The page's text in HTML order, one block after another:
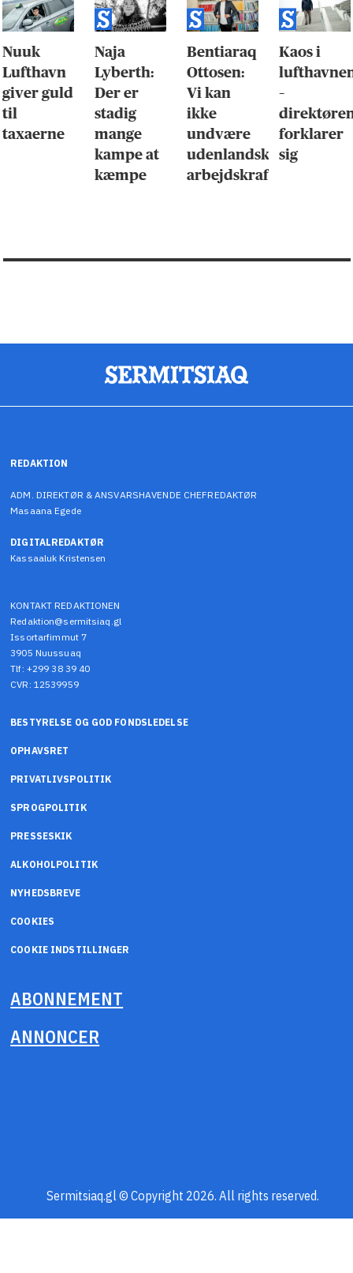
Nuuk
Lufthavn
giver guld
til
taxaerne
Naja
Lyberth:
Der er
stadig
mange
kampe at
kæmpe
Bentiaraq
Ottosen:
Vi kan
ikke
undvære
udenlandsk
arbejdskraft
Kaos i
–
forklarer
sig
REDAKTION
ADM. DIREKTØR & ANSVARSHAVENDE CHEFREDAKTØR
Masaana Egede
DIGITALREDAKTØR
Kassaaluk Kristensen
KONTAKT REDAKTIONEN
Redaktion@sermitsiaq.gl
Issortarfimmut 7
3905 Nuussuaq
Tlf: +299 38 39 40
CVR: 12539959
BESTYRELSE OG GOD FONDSLEDELSE
OPHAVSRET
PRIVATLIVSPOLITIK
SPROGPOLITIK
PRESSESKIK
ALKOHOLPOLITIK
NYHEDSBREVE
COOKIES
COOKIE INDSTILLINGER
ABONNEMENT
ANNONCER
Sermitsiaq.gl © Copyright 2026. All rights reserved.